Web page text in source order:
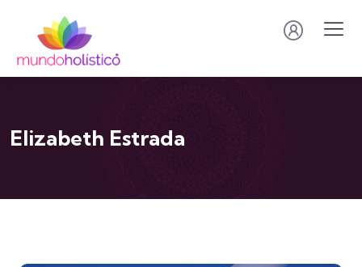
Elizabeth Estrada